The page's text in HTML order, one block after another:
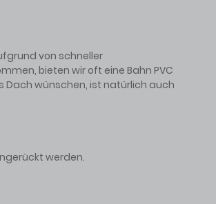
von schneller
bieten wir oft eine Bahn PVC
Dach wünschen, ist natürlich auch
werden.